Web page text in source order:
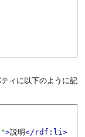
ィに以下のように記
>説明</rdf:li>